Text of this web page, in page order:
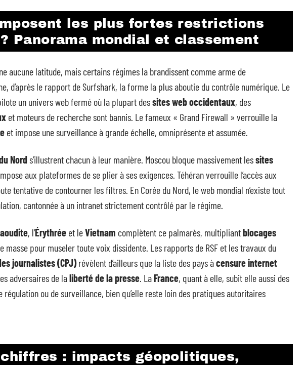
les plus fortes restrictions
Panorama mondial et classement
aucune latitude, mais certains régimes la brandissent comme arme de
d’après le rapport de Surfshark, la forme la plus aboutie du contrôle numérique. Le
un univers web fermé où la plupart dessites web occidentaux, des
et moteurs de recherche sont bannis. Le fameux « Grand Firewall » verrouille la
et impose une surveillance à grande échelle, omniprésente et assumée.
Nords’illustrent chacun à leur manière. Moscou bloque massivement lessites
aux plateformes de se plier à ses exigences. Téhéran verrouille l’accès aux
tentative de contourner les filtres. En Corée du Nord, le web mondial n’existe tout
cantonnée à un intranet strictement contrôlé par le régime.
, l’Érythrée et leVietnam complètent ce palmarès, multipliantblocages
masse pour museler toute voix dissidente. Les rapports de RSF et les travaux du
journalistes (CPJ)révèlent d’ailleurs que la liste des pays àcensure internet
adversaires de laliberté de la presse. LaFrance, quant à elle, subit elle aussi des
ou de surveillance, bien qu’elle reste loin des pratiques autoritaires
: impacts géopolitiques,